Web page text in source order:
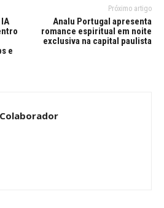
e
Próximo artigo
Analu Portugal apresenta
romance espiritual em noite
exclusiva na capital paulista
Colaborador